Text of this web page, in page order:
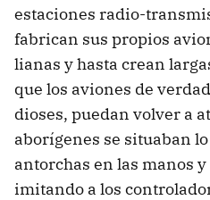
estaciones radio-
fabrican sus propios
lianas y hasta crean
que los aviones de
dioses, puedan volver a
aborígenes se situaban
antorchas en las manos
imitando a los